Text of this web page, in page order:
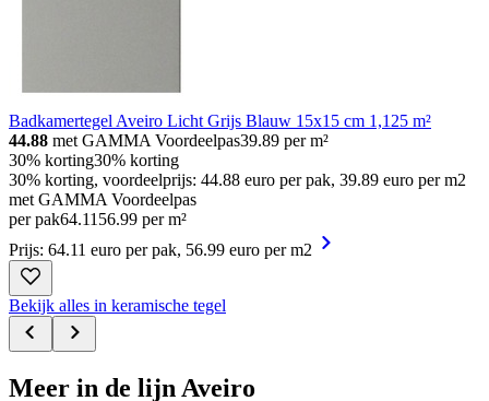
Badkamertegel Aveiro Licht Grijs Blauw 15x15 cm 1,125 m²
44.88 met GAMMA Voordeelpas39.89 per m²
30% korting30% korting
30% korting, voordeelprijs: 44.88 euro per pak, 39.89 euro per m2
met GAMMA Voordeelpas
per pak64.11 56.99 per m²
Prijs: 64.11 euro per pak, 56.99 euro per m2
Bekijk alles in keramische tegel
Meer in de lijn Aveiro